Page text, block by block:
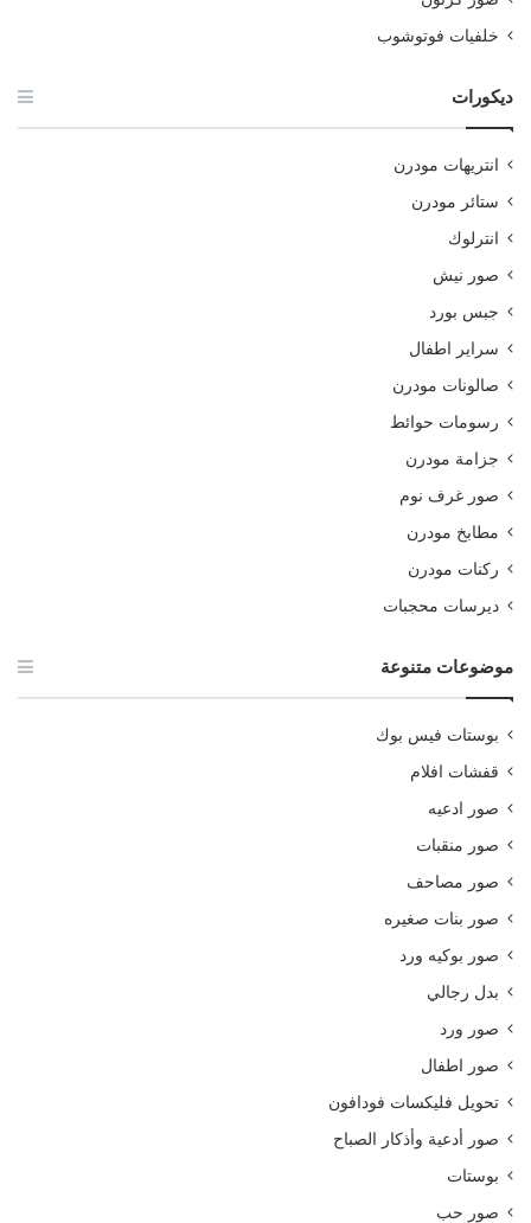
خلفيات فوتوشوب
ديكورات
انتريهات مودرن
ستائر مودرن
انترلوك
صور نيش
جبس بورد
سراير اطفال
صالونات مودرن
رسومات حوائط
جزامة مودرن
صور غرف نوم
مطابخ مودرن
ركنات مودرن
ديرسات محجبات
موضوعات متنوعة
بوستات فيس بوك
قفشات افلام
صور ادعيه
صور منقبات
صور مصاحف
صور بنات صغيره
صور بوكيه ورد
بدل رجالي
صور ورد
صور اطفال
تحويل فليكسات فودافون
صور أدعية وأذكار الصباح
بوستات
صور حب